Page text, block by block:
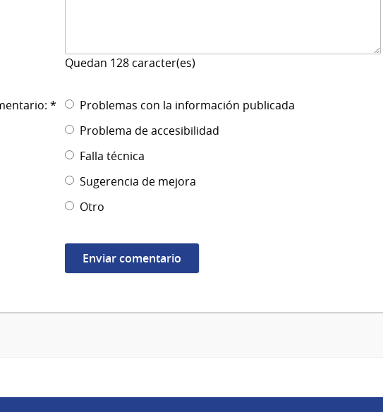
Quedan 128 caracter(es)
*
Problemas con la información publicada
Problema de accesibilidad
Falla técnica
Sugerencia de mejora
Otro